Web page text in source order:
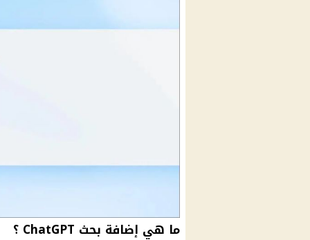
ما هي إضافة بحث ChatGPT ؟